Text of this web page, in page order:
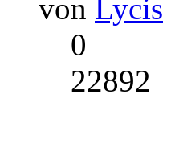
von Lycis
0
22892